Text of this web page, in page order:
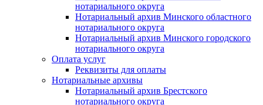
нотариального округа
Нотариальный архив Минского областного
нотариального округа
Нотариальный архив Минского городского
нотариального округа
Оплата услуг
Реквизиты для оплаты
Нотариальные архивы
Нотариальный архив Брестского
нотариального округа